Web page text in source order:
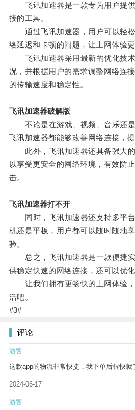
飞讯加速器是一款专为用户提供
接的工具。
通过飞讯加速器，用户可以轻松
络延迟和卡顿的问题，让上网体验
飞讯加速器采用最新的优化技术
况，并根据用户的需求调整网络连
的传输速度和稳定性。
飞讯加速器破解版
不论是在游戏、视频、音乐还是
飞讯加速器都能够改善网络连接，
此外，飞讯加速器还具备强大的
以享受更安全的网络环境，有效防
击。
飞讯加速器打不开
同时，飞讯加速器还支持多平台
机还是平板，用户都可以随时随地
验。
总之，飞讯加速器是一款便捷实
供稳定快速的网络连接，还可以优化
让我们拥有更畅快的上网体验，
活吧。
#3#
评论
游客
这款app的物流非常快捷，我下单后很快就
2024-06-17
游客